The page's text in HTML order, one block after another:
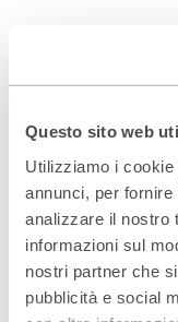
Questo sito web
Utilizziamo i
annunci, per
analizzare il nostro
informazioni sul
nostri partner che
pubblicità e social
Verità dolorose,
specchiano
ad un vortice senza
teatro (e le sue
toccando e
Drammaturgia,
sostantivo
ricco di umanità
Paolo Leone –